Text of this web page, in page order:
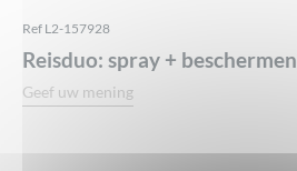
Ref L2-157928
Reisduo: spray +
Geef uw mening